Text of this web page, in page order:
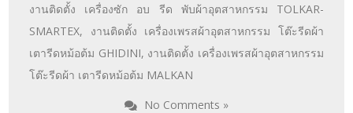
งานติดตั้ง เครื่องซัก อบ รีด พับผ้าอุตสาหกรรม TOLKAR-
SMARTEX, งานติดตั้ง เครื่องเพรสผ้าอุตสาหกรรม โต๊ะรีดผ้า
เตารีดหม้อต้ม GHIDINI, งานติดตั้ง เครื่องเพรสผ้าอุตสาหกรรม
โต๊ะรีดผ้า เตารีดหม้อต้ม MALKAN
No Comments »